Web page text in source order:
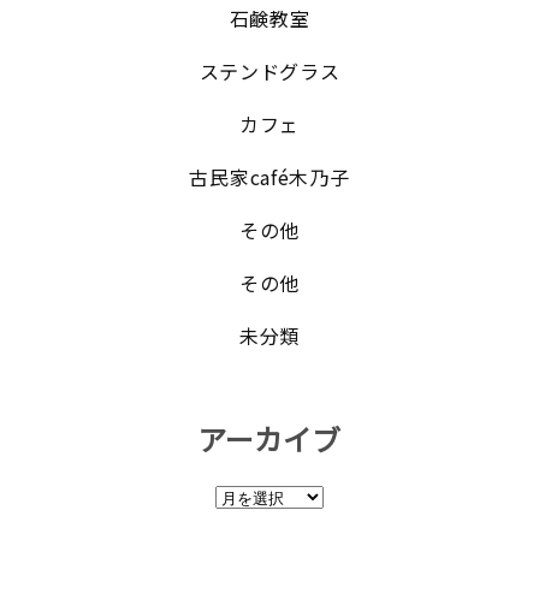
石鹸教室
ステンドグラス
カフェ
古民家café木乃子
その他
その他
未分類
アーカイブ
ア